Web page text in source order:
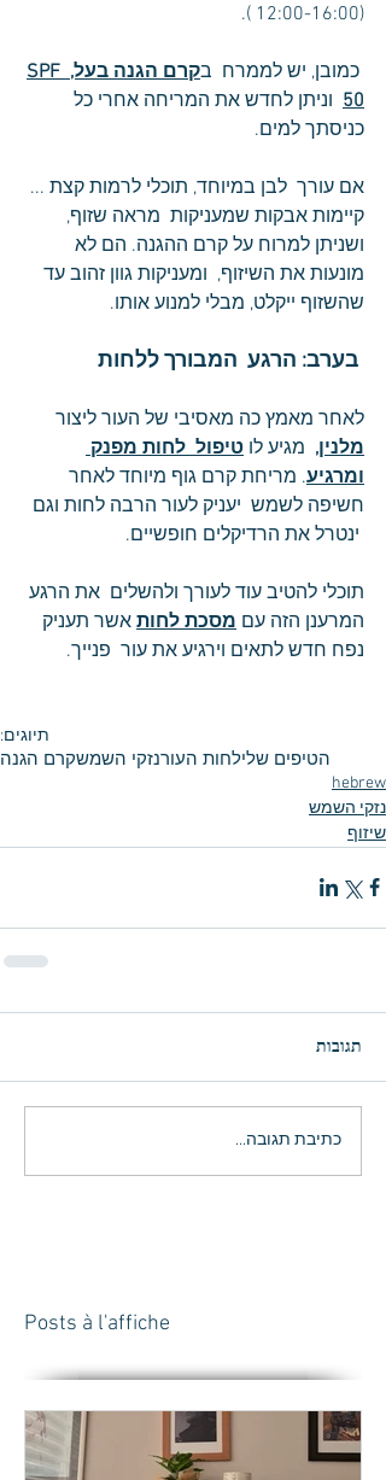
(12:00-16:00 ).
כמובן, יש לממרח  ב
קרם הגנה בעל, SPF
50 וניתן לחדש את המריחה אחרי כל
כניסתך למים.
אם עורך  לבן במיוחד, תוכלי לרמות קצת ...
קיימות אבקות שמעניקות  מראה שזוף,
ושניתן למרוח על קרם ההגנה. הם לא
מונעות את השיזוף,  ומעניקות גוון זהוב עד
שהשזוף ייקלט, מבלי למנוע אותו.
בערב: הרגע  המבורך ללחות
לאחר מאמץ כה מאסיבי של העור ליצור
מלנין, מגיע לו טיפול  לחות מפנק
ומרגיע. מריחת קרם גוף מיוחד לאחר
חשיפה לשמש  יעניק לעור הרבה לחות וגם
ינטרל את הרדיקלים חופשיים.
תוכלי להטיב עוד לעורך ולהשלים  את הרגע
המרענן הזה עם מסכת לחות אשר תעניק
נפח חדש לתאים וירגיע את עור  פנייך.
תיוגים:
הטיפים שלילחות העורנזקי השמשקרם הגנה
hebrew
נזקי השמש
שיזוף
תגובות
כתיבת תגובה...
Posts à l'affiche